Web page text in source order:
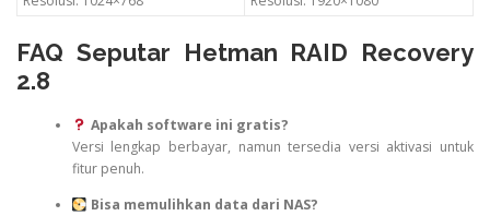
FAQ Seputar Hetman RAID Recovery
2.8
Apakah software ini gratis?
Versi lengkap berbayar, namun tersedia versi aktivasi untuk
fitur penuh.
Bisa memulihkan data dari NAS?